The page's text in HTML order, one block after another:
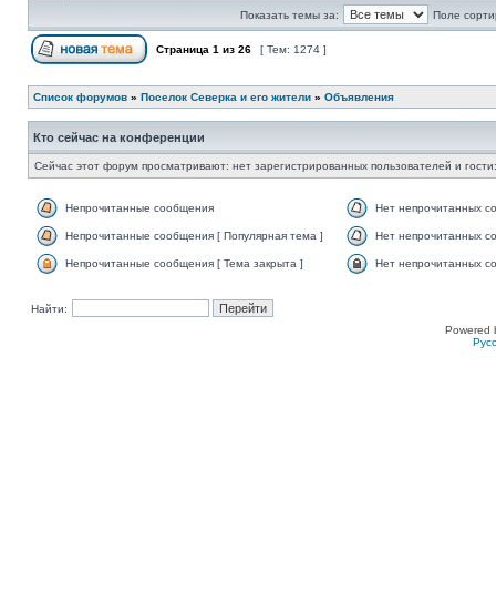
Показать темы за: Поле
Страница 1 из 26 [ Тем: 1274 ]
Список форумов » Поселок Северка и его жители » Объявления
Кто сейчас на конференции
Сейчас этот форум просматривают: нет зарегистрированных пользователей и
Непрочитанные сообщения Нет непрочитанных
Непрочитанные сообщения [ Популярная тема ] Нет непрочитанных
Непрочитанные сообщения [ Тема закрыта ] Нет непрочитанных
Найти:
Powered